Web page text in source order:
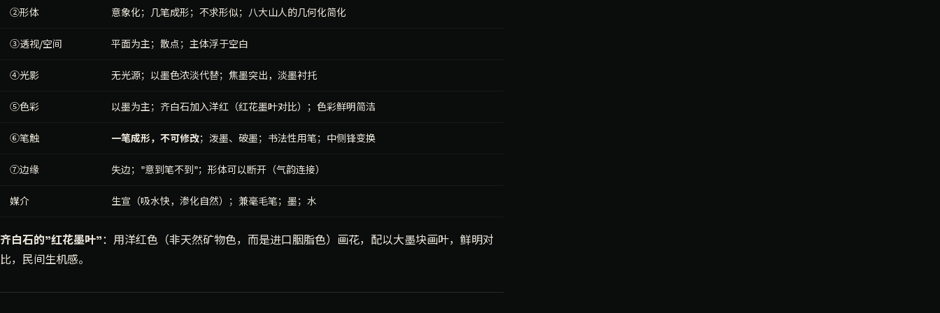
②形体 意象化；几笔成形；不求形似；八大山人的几何化简化
③透视/空间 平面为主；散点；主体浮于空白
④光影 无光源；以墨色浓淡代替；焦墨突出，淡墨衬托
⑤色彩 以墨为主；齐白石加入洋红（红花墨叶对比）；色彩鲜明简洁
⑥笔触 一笔成形，不可修改；泼墨、破墨；书法性用笔；中侧锋变换
⑦边缘 失边；"意到笔不到"；形体可以断开（气韵连接）
媒介 生宣（吸水快，渗化自然）；兼毫毛笔；墨；水
齐白石的"红花墨叶"：用洋红色（非天然矿物色，而是进口胭脂色）画花，配以大墨块画叶，鲜明对
比，民间生机感。